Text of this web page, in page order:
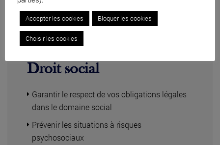
Droit social
Garantir le respect de vos obligations légales
dans le domaine social
Prévenir les situations à risques
psychosociaux
Accepter les cookies Bloquer les cookies
Choisir les cookies